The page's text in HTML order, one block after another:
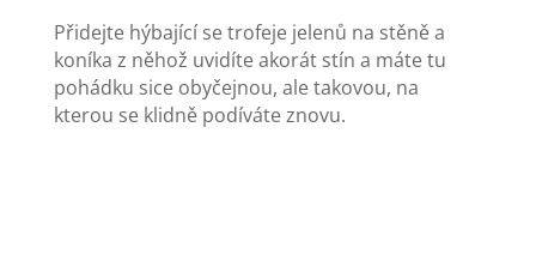
Přidejte hýbající se trofeje jelenů na stěně a
koníka z něhož uvidíte akorát stín a máte tu
pohádku sice obyčejnou, ale takovou, na
kterou se klidně podíváte znovu.